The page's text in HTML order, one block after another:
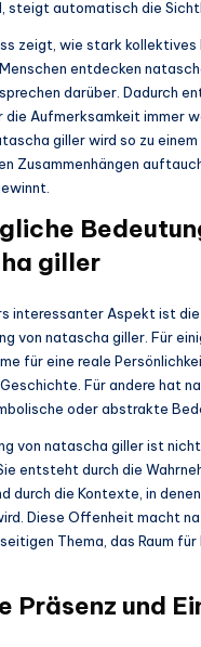
steigt automatisch die
zeigt, wie stark kollektives
entdecken
darüber. Dadurch
die Aufmerksamkeit immer
giller wird so zu
Zusammenhängen
giller
interessanter Aspekt ist die
von natascha giller. Für
für eine reale
Für andere hat
oder abstrakte
von natascha giller ist
entsteht durch die
durch die Kontexte, in
Diese Offenheit macht
Thema, das Raum
Präsenz und